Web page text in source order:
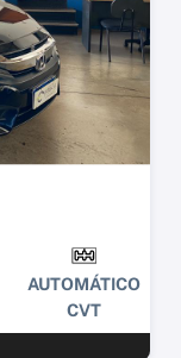
AUTOMÁTICO
CVT